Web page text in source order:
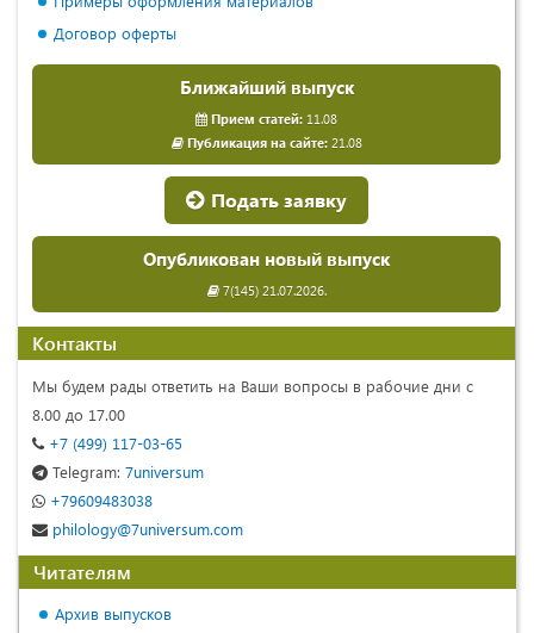
Договор оферты
Ближайший выпуск
Прием статей: 11.08
Публикация на сайте:21.08
Подать заявку
Опубликован новый выпуск
7(145) 21.07.2026.
Контакты
Мы будем рады ответить на Ваши вопросы в рабочие дни с
8.00 до 17.00
+7 (499) 117-03-65
Telegram: 7universum
+79609483038
philology@7universum.com
Читателям
Архив выпусков